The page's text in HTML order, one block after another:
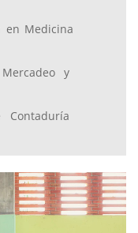
en Medicina
y